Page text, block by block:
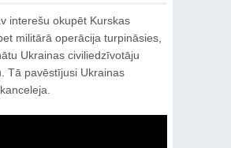
interešu okupēt Kurskas
militārā operācija turpināsies,
Ukrainas civiliedzīvotāju
Tā pavēstījusi Ukrainas